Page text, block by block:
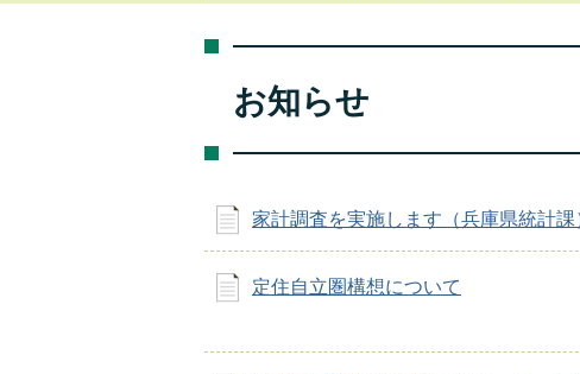
お知らせ
家計調査を実施します（兵庫県統計課
定住自立圏構想について